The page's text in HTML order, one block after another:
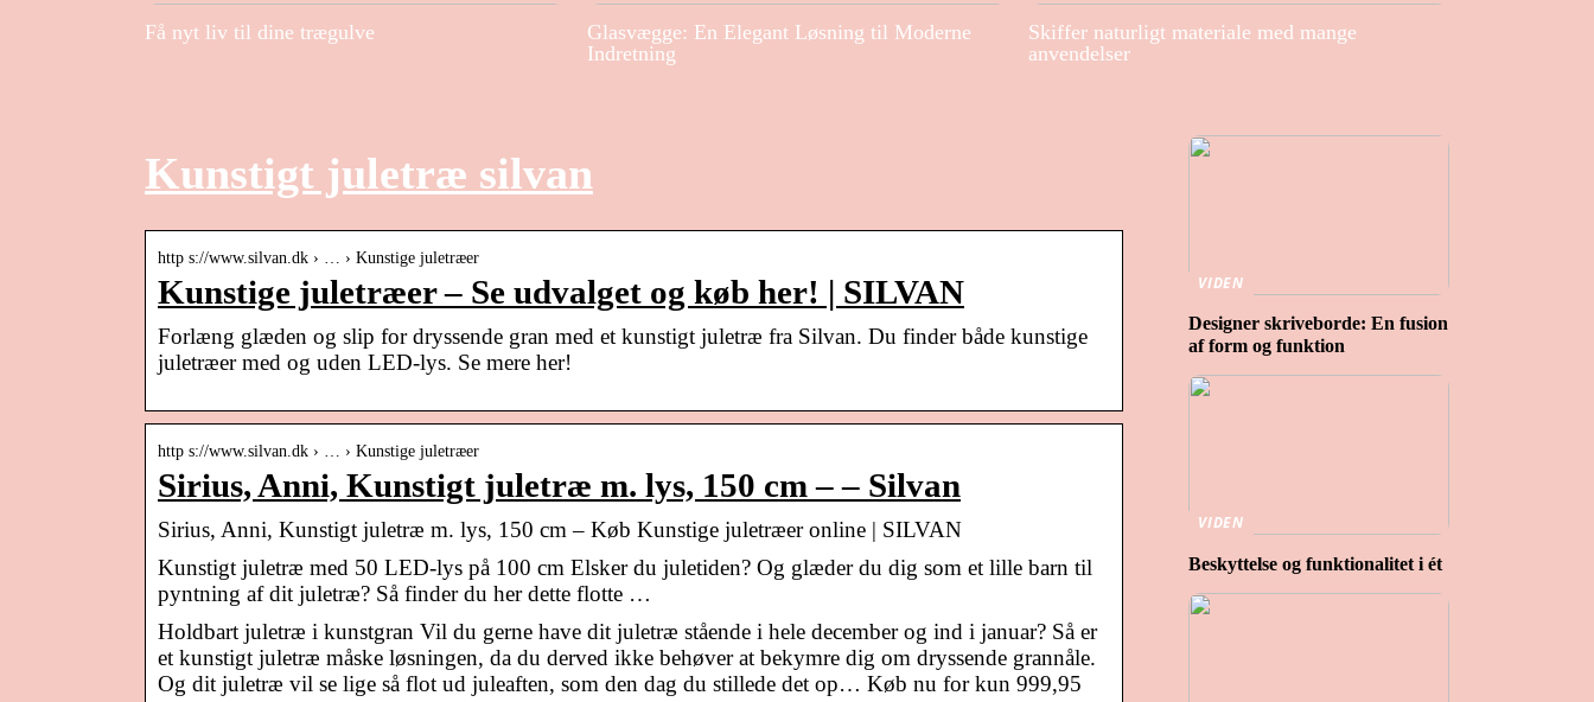
Få nyt liv til dine trægulve
Glasvægge: En Elegant Løsning til Moderne
Indretning
Skiffer naturligt materiale med mange
anvendelser
Kunstigt juletræ silvan
http s://www.silvan.dk › … › Kunstige juletræer
Kunstige juletræer – Se udvalget og køb her! | SILVAN
Forlæng glæden og slip for dryssende gran med et kunstigt juletræ fra Silvan. Du finder både kunstige
juletræer med og uden LED-lys. Se mere her!
http s://www.silvan.dk › … › Kunstige juletræer
Sirius, Anni, Kunstigt juletræ m. lys, 150 cm – – Silvan
Sirius, Anni, Kunstigt juletræ m. lys, 150 cm – Køb Kunstige juletræer online | SILVAN
Kunstigt juletræ med 50 LED-lys på 100 cm Elsker du juletiden? Og glæder du dig som et lille barn til
pyntning af dit juletræ? Så finder du her dette flotte …
Holdbart juletræ i kunstgran Vil du gerne have dit juletræ stående i hele december og ind i januar? Så er
et kunstigt juletræ måske løsningen, da du derved ikke behøver at bekymre dig om dryssende grannåle.
Og dit juletræ vil se lige så flot ud juleaften, som den dag du stillede det op… Køb nu for kun 999,95
VIDEN
Designer skriveborde: En fusion
af form og funktion
VIDEN
Beskyttelse og funktionalitet i ét